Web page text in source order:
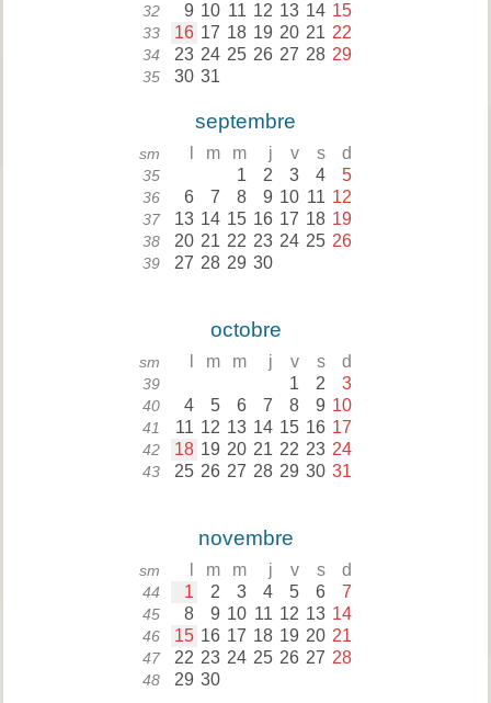
32 9 10 11 12 13 14 15
33 16 17 18 19 20 21 22
34 23 24 25 26 27 28 29
35 30 31
septembre
sm m m j v s d
35 1 2 3 4 5
36 6 7 8 9 10 11 12
37 13 14 15 16 17 18 19
38 20 21 22 23 24 25 26
39 27 28 29 30
octobre
sm m m j v s d
39 1 2 3
40 4 5 6 7 8 9 10
41 11 12 13 14 15 16 17
42 18 19 20 21 22 23 24
43 25 26 27 28 29 30 31
novembre
sm m m j v s d
44 1 2 3 4 5 6 7
45 8 9 10 11 12 13 14
46 15 16 17 18 19 20 21
47 22 23 24 25 26 27 28
48 29 30